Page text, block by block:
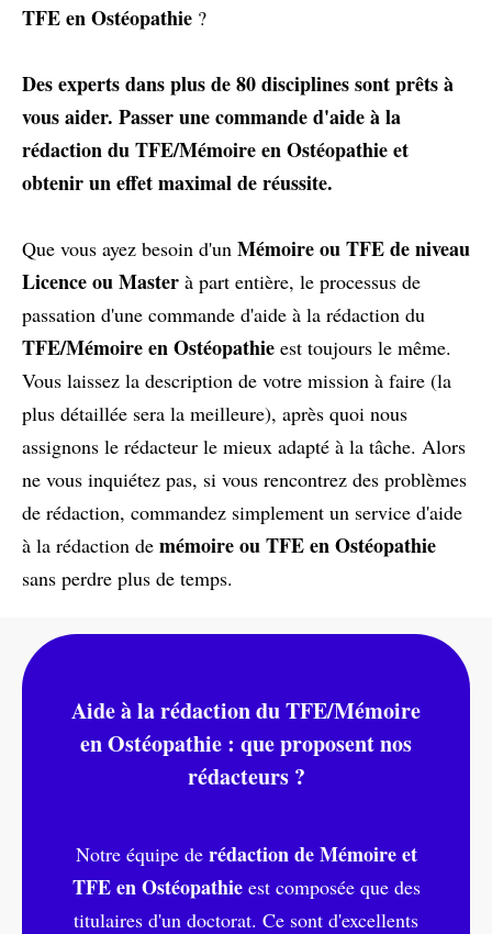
TFE en Ostéopathie ?
Des experts dans plus de 80 disciplines sont prêts à
vous aider. Passer une commande d'aide à la
rédaction du TFE/Mémoire en Ostéopathie et
obtenir un effet maximal de réussite.
Que vous ayez besoin d'un Mémoire ou TFE de niveau
Licence ou Master à part entière, le processus de
passation d'une commande d'aide à la rédaction du
TFE/Mémoire en Ostéopathie est toujours le même.
Vous laissez la description de votre mission à faire (la
plus détaillée sera la meilleure), après quoi nous
assignons le rédacteur le mieux adapté à la tâche. Alors
ne vous inquiétez pas, si vous rencontrez des problèmes
de rédaction, commandez simplement un service d'aide
à la rédaction de mémoire ou TFE en Ostéopathie
sans perdre plus de temps.
Aide à la rédaction du TFE/Mémoire
en Ostéopathie : que proposent nos
rédacteurs ?
Notre équipe de rédaction de Mémoire et
TFE en Ostéopathieest composée que des
titulaires d'un doctorat. Ce sont d'excellents